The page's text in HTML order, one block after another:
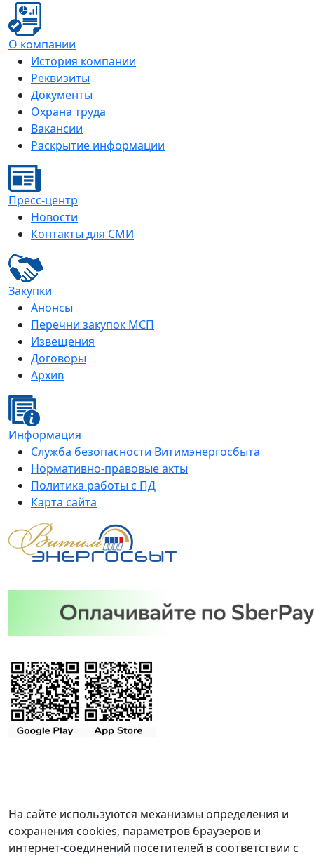
О компании
История компании
Реквизиты
Документы
Охрана труда
Вакансии
Раскрытие информации
Пресс-центр
Новости
Контакты для СМИ
Закупки
Анонсы
Перечни закупок МСП
Извещения
Договоры
Архив
Информация
Служба безопасности Витимэнергосбыта
Нормативно-правовые акты
Политика работы с ПД
Карта сайта
На сайте используются механизмы определения и
сохранения cookies, параметров браузеров и
интернет-соединений посетителей в соответствии с